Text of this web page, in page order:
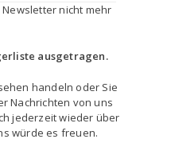
nicht mehr
ausgetragen.
handeln oder Sie
Nachrichten von uns
jederzeit wieder über
würde es freuen.